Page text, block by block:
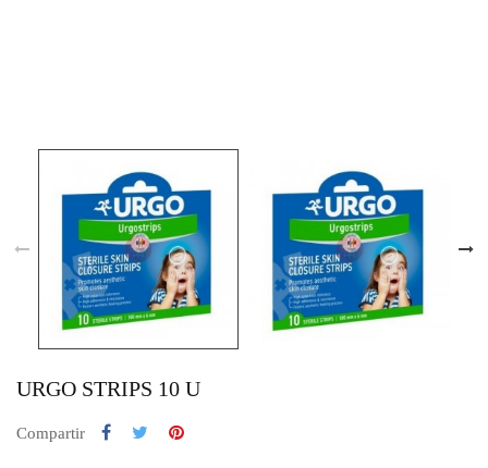
URGO STRIPS 10 U
Compartir